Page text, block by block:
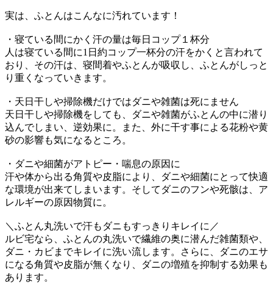
実は、ふとんはこんなに汚れています！
・寝ている間にかく汗の量は毎日コップ１杯分
人は寝ている間に1日約コップ一杯分の汗をかくと言われて
おり、その汗は、寝間着やふとんが吸収し、ふとんがしっと
り重くなっていきます。
・天日干しや掃除機だけではダニや雑菌は死にません
天日干しや掃除機をしても、ダニや雑菌がふとんの中に潜り
込んでしまい、逆効果に。また、外に干す事による花粉や黄
砂の影響も気になるところ。
・ダニや細菌がアトピー・喘息の原因に
汗や体から出る角質や皮脂により、ダニや細菌にとって快適
な環境が出来てしまいます。そしてダニのフンや死骸は、ア
レルギーの原因物質に。
＼ふとん丸洗いで汗もダニもすっきりキレイに／
ルビ宅なら、ふとんの丸洗いで繊維の奥に潜んだ雑菌類や、
ダニ・カビまでキレイに洗い流します。さらに、ダニのエサ
になる角質や皮脂が無くなり、ダニの増殖を抑制する効果も
あります。